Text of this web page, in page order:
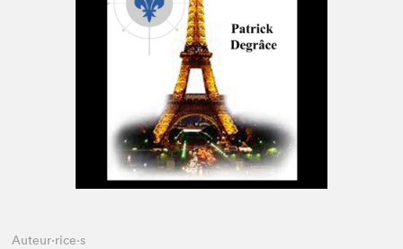
Espace enseignant·e·s
Auteur·rice·s